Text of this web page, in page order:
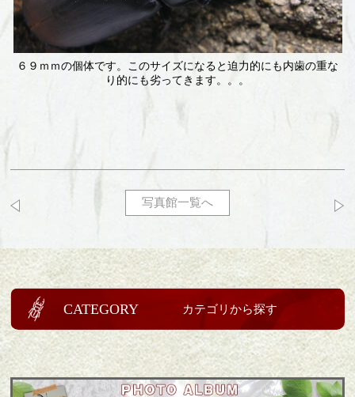
６９ｍｍの個体です。このサイズになると迫力的にも内歯の重な
り的にも劣ってきます。。。
写真館一覧へ
CATEGORY カテゴリから探す